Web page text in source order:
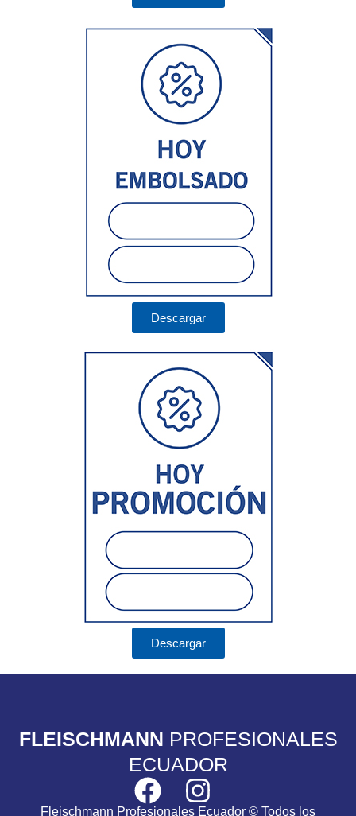
Descargar
Descargar
FLEISCHMANN PROFESIONALES
ECUADOR
Fleischmann Profesionales Ecuador © Todos los